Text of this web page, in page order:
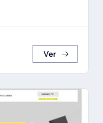
Ver